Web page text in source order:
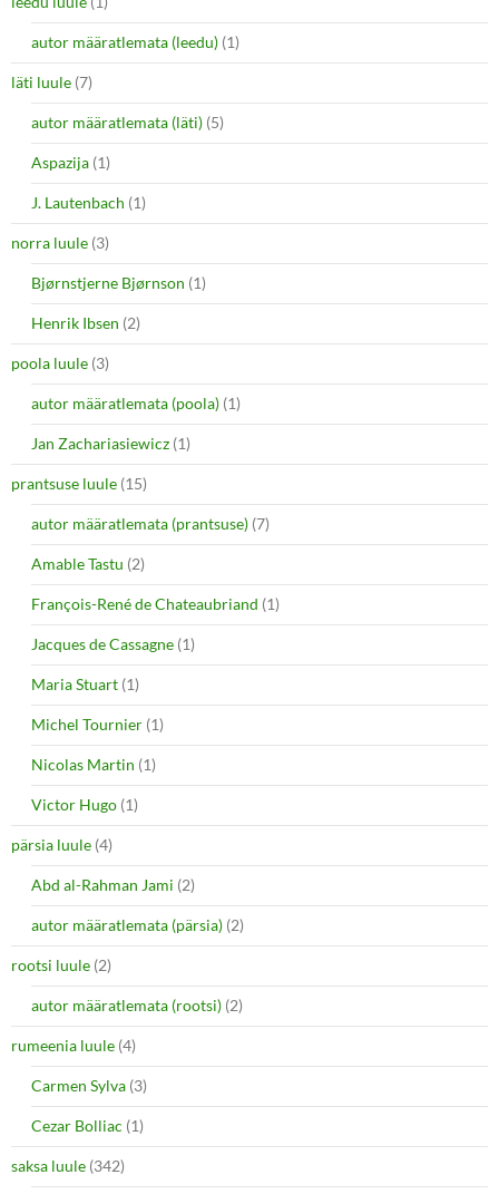
autor määratlemata (leedu) (1)
läti luule (7)
autor määratlemata (läti) (5)
Aspazija (1)
J. Lautenbach (1)
norra luule (3)
Bjørnstjerne Bjørnson (1)
Henrik Ibsen (2)
poola luule (3)
autor määratlemata (poola) (1)
Jan Zachariasiewicz (1)
prantsuse luule (15)
autor määratlemata (prantsuse) (7)
Amable Tastu (2)
François-René de Chateaubriand (1)
Jacques de Cassagne (1)
Maria Stuart (1)
Michel Tournier (1)
Nicolas Martin (1)
Victor Hugo (1)
pärsia luule (4)
Abd al-Rahman Jami (2)
autor määratlemata (pärsia) (2)
rootsi luule (2)
autor määratlemata (rootsi) (2)
rumeenia luule (4)
Carmen Sylva (3)
Cezar Bolliac (1)
saksa luule (342)